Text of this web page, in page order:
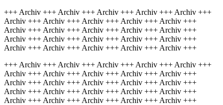
+++ Archiv +++ Archiv +++ Archiv +++ Archiv +++ Archiv +++
Archiv +++ Archiv +++ Archiv +++ Archiv +++ Archiv +++
Archiv +++ Archiv +++ Archiv +++ Archiv +++ Archiv +++
Archiv +++ Archiv +++ Archiv +++ Archiv +++ Archiv +++
Archiv +++ Archiv +++ Archiv +++ Archiv +++ Archiv +++
+++ Archiv +++ Archiv +++ Archiv +++ Archiv +++ Archiv +++
Archiv +++ Archiv +++ Archiv +++ Archiv +++ Archiv +++
Archiv +++ Archiv +++ Archiv +++ Archiv +++ Archiv +++
Archiv +++ Archiv +++ Archiv +++ Archiv +++ Archiv +++
Archiv +++ Archiv +++ Archiv +++ Archiv +++ Archiv +++